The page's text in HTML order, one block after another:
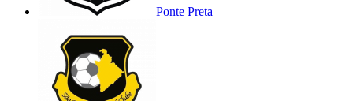
Ponte Preta